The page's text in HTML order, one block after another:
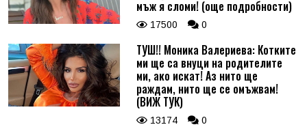
мъж я сломи! (още подробности)
17500 0
ТУШ!! Моника Валериева: Котките
ми ще са внуци на родителите
ми, ако искат! Аз нито ще
раждам, нито ще се омъжвам!
(ВИЖ ТУК)
13174 0